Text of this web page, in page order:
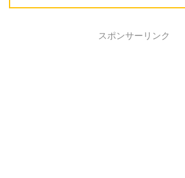
スポンサーリンク